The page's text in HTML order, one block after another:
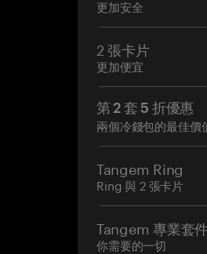
更加安全
2 張卡片
更加便宜
第 2 套 5 折優惠
兩個冷錢包的最佳價
Tangem Ring
Ring 與 2 張卡片
Tangem 專業套
你需要的一切